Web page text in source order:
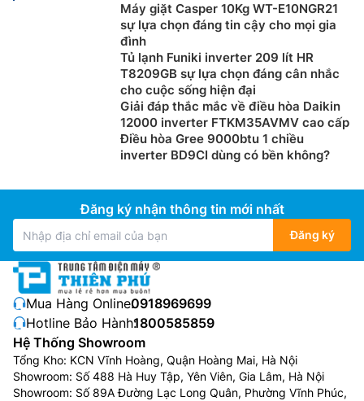
Máy giặt Casper 10Kg WT-E10NGR21
sự lựa chọn đáng tin cậy cho mọi gia
đình
Tủ lạnh Funiki inverter 209 lít HR
T8209GB sự lựa chọn đáng cân nhắc
cho cuộc sống hiện đại
Giải đáp thắc mắc về điều hòa Daikin
12000 inverter FTKM35AVMV cao cấp
Điều hòa Gree 9000btu 1 chiều
inverter BD9CI dùng có bền không?
Đăng ký nhận thông tin mới nhất
Đăng ký
Mua Hàng Online:0918969699
Hotline Bảo Hành:1800585859
Hệ Thống Showroom
Tổng Kho: KCN Vĩnh Hoàng, Quận Hoàng Mai, Hà Nội
Showroom: Số 488 Hà Huy Tập, Yên Viên, Gia Lâm, Hà Nội
Showroom: Số 89A Đường Lạc Long Quân, Phường Vĩnh Phúc,